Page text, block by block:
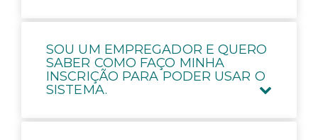
SOU UM EMPREGADOR E QUERO
SABER COMO FAÇO MINHA
INSCRIÇÃO PARA PODER USAR O
SISTEMA.